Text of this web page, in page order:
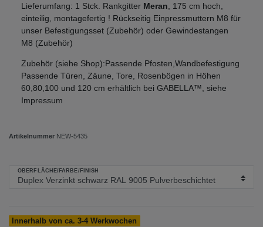
Lieferumfang: 1 Stck. Rankgitter Meran , 175 cm hoch,
einteilig, montagefertig ! Rückseitig Einpressmuttern M8 für
unser Befestigungsset (Zubehör) oder Gewindestangen
M8 (Zubehör)
Zubehör (siehe Shop):Passende Pfosten,Wandbefestigung
Passende Türen, Zäune, Tore, Rosenbögen in Höhen
60,80,100 und 120 cm erhältlich bei GABELLA™, siehe
Impressum
Artikelnummer NEW-5435
OBERFLÄCHE/FARBE/FINISH
Innerhalb von ca. 3-4 Werkwochen